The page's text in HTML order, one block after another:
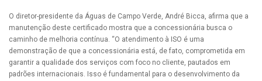
O diretor-presidente da Águas de Campo Verde, André Bicca, afirma que a
manutenção deste certificado mostra que a concessionária busca o
caminho de melhoria contínua. “O atendimento à ISO é uma
demonstração de que a concessionária está, de fato, comprometida em
garantir a qualidade dos serviços com foco no cliente, pautados em
padrões internacionais. Isso é fundamental para o desenvolvimento da